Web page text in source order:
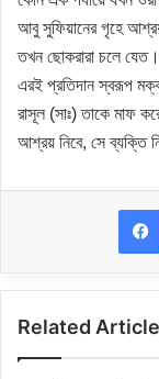
আবু সুফিয়ানের গৃহে
তখন ছোকরারা চলে
এরই প্রতিদান স্বরূপ
রাসূল (সাঃ) তাকে মাফ
আশ্রয় নিবে, সে ব্যক্তি
Related